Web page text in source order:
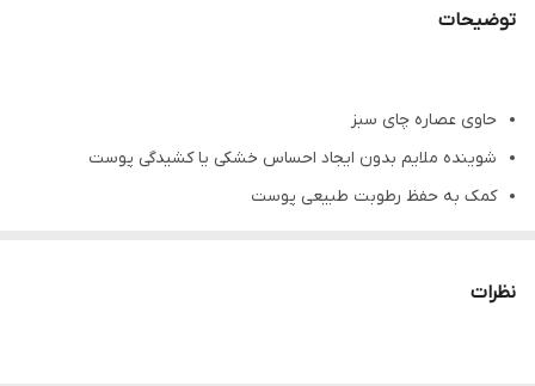
توضیحات
حاوی عصاره چای سبز
شوینده ملایم بدون ایجاد احساس خشکی یا کشیدگی پوست
کمک به حفظ رطوبت طبیعی پوست
نظرات